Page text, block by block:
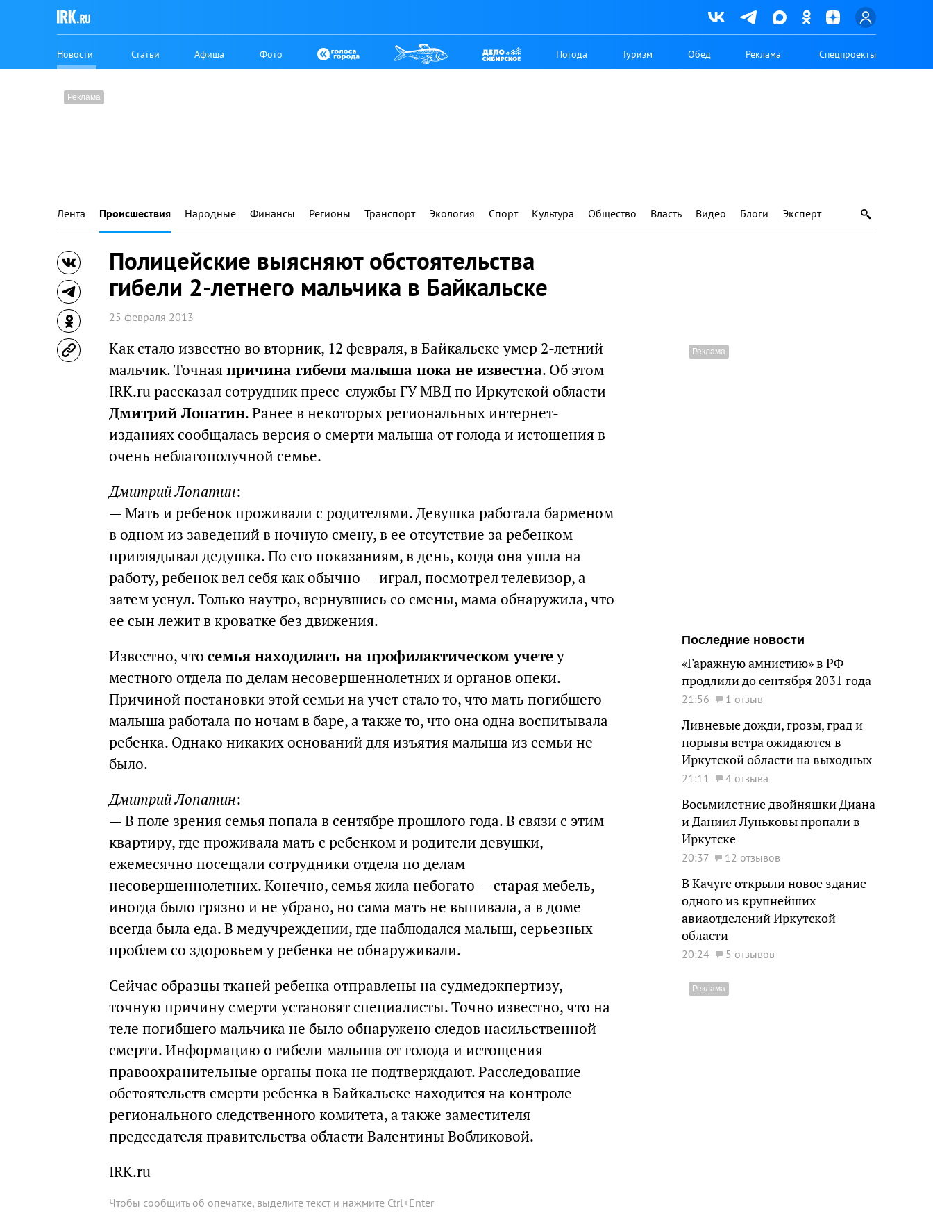
Новости Статьи Афиша Фото Погода Туризм Обед Реклама Спецпроекты
Лента Происшествия Народные Финансы Регионы Транспорт Экология Спорт Культура Общество Власть Видео Блоги Эксперт
Полицейские выясняют обстоятельства
гибели 2-летнего мальчика в Байкальске
25 февраля 2013
Как стало известно во вторник, 12 февраля, в Байкальске умер 2-летний
мальчик. Точнаяпричина гибели малыша пока не известна. Об этом
IRK.ru рассказал сотрудник пресс-службы ГУ МВД по Иркутской области
Дмитрий Лопатин. Ранее в некоторых региональных интернет-
изданиях сообщалась версия о смерти малыша от голода и истощения в
очень неблагополучной семье.
Дмитрий Лопатин:
— Мать и ребенок проживали с родителями. Девушка работала барменом
в одном из заведений в ночную смену, в ее отсутствие за ребенком
приглядывал дедушка. По его показаниям, в день, когда она ушла на
работу, ребенок вел себя как обычно — играл, посмотрел телевизор, а
затем уснул. Только наутро, вернувшись со смены, мама обнаружила, что
ее сын лежит в кроватке без движения.
Известно, что семья находилась на профилактическом учетеу
местного отдела по делам несовершеннолетних и органов опеки.
Причиной постановки этой семьи на учет стало то, что мать погибшего
малыша работала по ночам в баре, а также то, что она одна воспитывала
ребенка. Однако никаких оснований для изъятия малыша из семьи не
было.
Дмитрий Лопатин:
— В поле зрения семья попала в сентябре прошлого года. В связи с этим
квартиру, где проживала мать с ребенком и родители девушки,
ежемесячно посещали сотрудники отдела по делам
несовершеннолетних. Конечно, семья жила небогато — старая мебель,
иногда было грязно и не убрано, но сама мать не выпивала, а в доме
всегда была еда. В медучреждении, где наблюдался малыш, серьезных
проблем со здоровьем у ребенка не обнаруживали.
Сейчас образцы тканей ребенка отправлены на судмедэкпертизу,
точную причину смерти установят специалисты. Точно известно, что на
теле погибшего мальчика не было обнаружено следов насильственной
смерти. Информацию о гибели малыша от голода и истощения
правоохранительные органы пока не подтверждают. Расследование
обстоятельств смерти ребенка в Байкальске находится на контроле
регионального следственного комитета, а также заместителя
председателя правительства области Валентины Вобликовой.
IRK.ru
Чтобы сообщить об опечатке, выделите текст и нажмите Ctrl+Enter
Последние новости
«Гаражную амнистию» в РФ
продлили до сентября 2031 года
21:56 1 отзыв
Ливневые дожди, грозы, град и
порывы ветра ожидаются в
Иркутской области на выходных
21:11 4 отзыва
Восьмилетние двойняшки Диана
и Даниил Луньковы пропали в
Иркутске
20:37 12 отзывов
В Качуге открыли новое здание
одного из крупнейших
авиаотделений Иркутской
области
20:24 5 отзывов